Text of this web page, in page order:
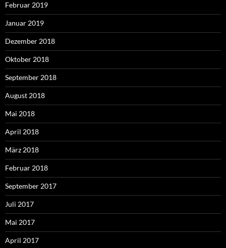
Februar 2019
Januar 2019
Dezember 2018
Oktober 2018
September 2018
August 2018
Mai 2018
April 2018
März 2018
Februar 2018
September 2017
Juli 2017
Mai 2017
April 2017